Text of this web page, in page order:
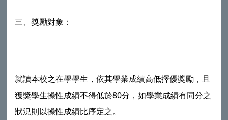
三、獎勵對象：
就讀本校之在學學生，依其學業成績高低擇優獎勵，且
獲獎學生操性成績不得低於80分，如學業成績有同分之
狀況則以操性成績比序定之。